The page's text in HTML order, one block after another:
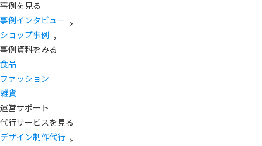
事例を見る
事例インタビュー
ショップ事例
事例資料をみる
食品
ファッション
雑貨
運営サポート
代行サービスを見る
デザイン制作代行